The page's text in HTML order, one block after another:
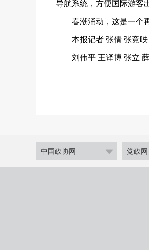
导航系统，方便国际游客
春潮涌动，这是一个再
本报记者 张倩 张竞昳
刘伟平 王译博 张立 薛
中国政协网 党政网